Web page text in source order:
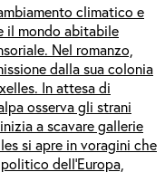
climatico e
il mondo abitabile
Nel romanzo,
dalla sua colonia
In attesa di
osserva gli strani
a scavare gallerie
si apre in voragini che
dell’Europa,